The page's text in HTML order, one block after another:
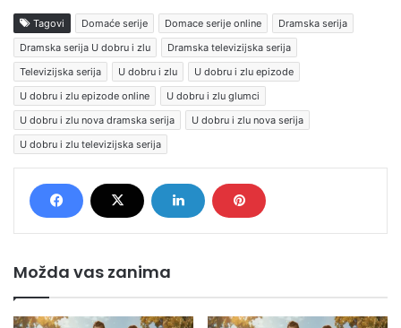
Tagovi Domaće serije Domace serije online
Dramska serija
Dramska serija U dobru i zlu
Dramska televizijska serija
Televizijska serija
U dobru i zlu
U dobru i zlu epizode
U dobru i zlu epizode online
U dobru i zlu glumci
U dobru i zlu nova dramska serija
U dobru i zlu nova serija
U dobru i zlu televizijska serija
Možda vas zanima